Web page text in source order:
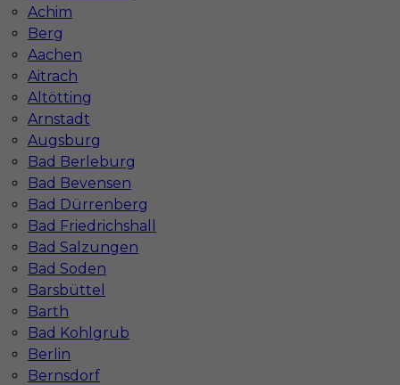
Achim
Berg
Aachen
Aitrach
Altötting
Arnstadt
Augsburg
Bad Berleburg
Bad Bevensen
Bad Dürrenberg
Bad Friedrichshall
Bad Salzungen
Bad Soden
Barsbüttel
Barth
Bad Kohlgrub
Berlin
Bernsdorf
Dekarz cieśla praca Niemcy
Kategoria Prace budowlane
Lokalizacja Niemcy ,
Wymagane języki Niemiecki dobry
komunikatywny , Angielski komunikatywny
Stawka 16 - 18 € / h
1
Znaleziono 2 wyników